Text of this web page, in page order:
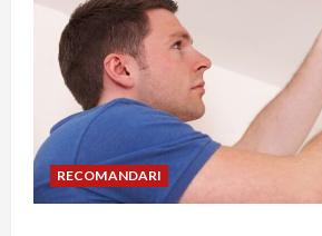
RECOMANDARI